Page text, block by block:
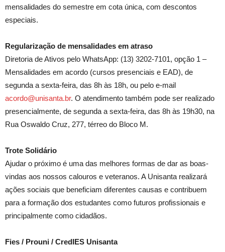
mensalidades do semestre em cota única, com descontos
especiais.
Regularização de mensalidades em atraso
Diretoria de Ativos pelo WhatsApp: (13) 3202-7101, opção 1 –
Mensalidades em acordo (cursos presenciais e EAD), de
segunda a sexta-feira, das 8h às 18h, ou pelo e-mail
acordo@unisanta.br. O atendimento também pode ser realizado
presencialmente, de segunda a sexta-feira, das 8h às 19h30, na
Rua Oswaldo Cruz, 277, térreo do Bloco M.
Trote Solidário
Ajudar o próximo é uma das melhores formas de dar as boas-
vindas aos nossos calouros e veteranos. A Unisanta realizará
ações sociais que beneficiam diferentes causas e contribuem
para a formação dos estudantes como futuros profissionais e
principalmente como cidadãos.
Fies / Prouni / CredIES Unisanta